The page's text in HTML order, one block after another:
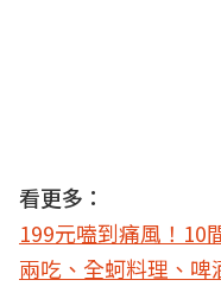
看更多：
199元嗑到痛風！10
兩吃、全蚵料理、啤